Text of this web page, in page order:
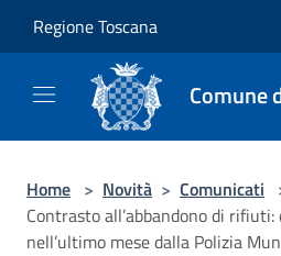
Regione Toscana
Comune
Home > Novità > Comunicati
Contrasto all’abbandono di
nell’ultimo mese dalla Polizia